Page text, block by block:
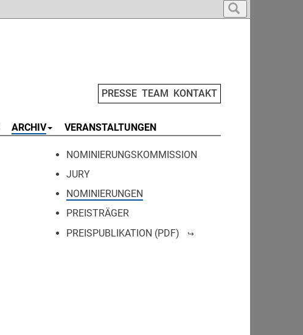
PRESSE TEAM KONTAKT
ARCHIV VERANSTALTUNGEN
NOMINIERUNGSKOMMISSION
JURY
NOMINIERUNGEN
PREISTRÄGER
PREISPUBLIKATION (PDF)